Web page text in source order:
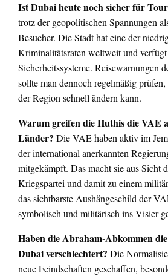
Ist Dubai heute noch sicher für
trotz der geopolitischen Spannungen
Besucher. Die Stadt hat eine der
Kriminalitätsraten weltweit und
Sicherheitssysteme. Reisewarnungen
sollte man dennoch regelmäßig
der Region schnell ändern kann.
Warum greifen die Huthis die VAE
Länder? Die VAE haben aktiv im
der international anerkannten
mitgekämpft. Das macht sie aus Sicht
Kriegspartei und damit zu einem
das sichtbarste Aushängeschild der
symbolisch und militärisch ins Visier
Haben die Abraham-Abkommen
Dubai verschlechtert? Die
neue Feindschaften geschaffen,